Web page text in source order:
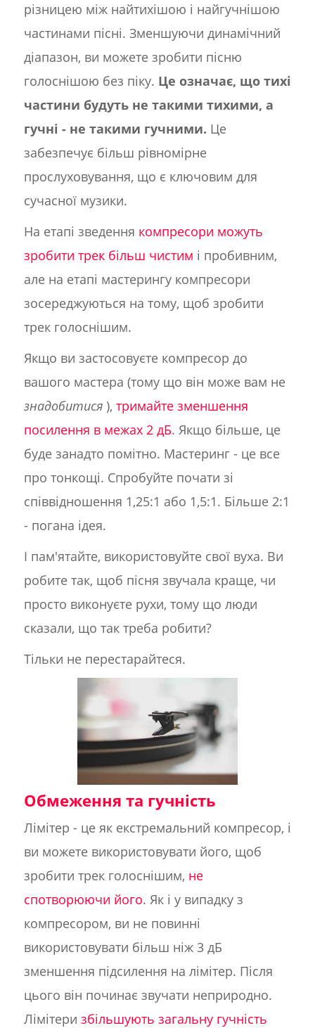
різницею між найтихішою і найгучнішою
частинами пісні. Зменшуючи динамічний
діапазон, ви можете зробити пісню
голоснішою без піку. Це означає, що тихі
частини будуть не такими тихими, а
гучні - не такими гучними. Це
забезпечує більш рівномірне
прослуховування, що є ключовим для
сучасної музики.
На етапі зведення компресори можуть
зробити трек більш чистим і пробивним,
але на етапі мастерингу компресори
зосереджуються на тому, щоб зробити
трек голоснішим.
Якщо ви застосовуєте компресор до
вашого мастера (тому що він може вам не
знадобитися), тримайте зменшення
посилення в межах 2 дБ. Якщо більше, це
буде занадто помітно. Мастеринг - це все
про тонкощі. Спробуйте почати зі
співвідношення 1,25:1 або 1,5:1. Більше 2:1
- погана ідея.
І пам'ятайте, використовуйте свої вуха. Ви
робите так, щоб пісня звучала краще, чи
просто виконуєте рухи, тому що люди
сказали, що так треба робити?
Тільки не перестарайтеся.
Обмеження та гучність
Лімітер - це як екстремальний компресор, і
ви можете використовувати його, щоб
зробити трек голоснішим, не
спотворюючи його. Як і у випадку з
компресором, ви не повинні
використовувати більш ніж 3 дБ
зменшення підсилення на лімітер. Після
цього він починає звучати неприродно.
Лімітери збільшують загальну гучність